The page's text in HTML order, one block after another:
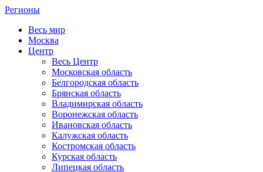
Регионы
Весь мир
Москва
Центр
Весь Центр
Московская область
Белгородская область
Брянская область
Владимирская область
Воронежская область
Ивановская область
Калужская область
Костромская область
Курская область
Липецкая область